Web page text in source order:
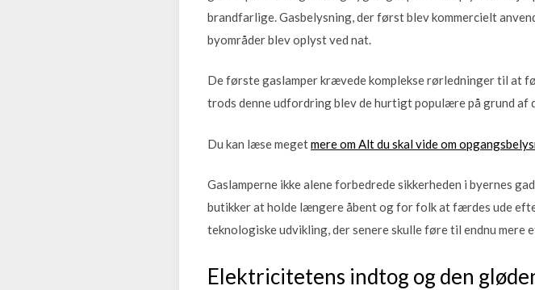
brandfarlige. Gasbelysning, der først blev kommercielt
byområder blev oplyst ved nat.
De første gaslamper krævede komplekse rørledninger til at
trods denne udfordring blev de hurtigt populære på grund
Du kan læse megetmere om Alt du skal vide om
Gaslamperne ikke alene forbedrede sikkerheden i byernes
butikker at holde længere åbent og for folk at færdes ude
teknologiske udvikling, der senere skulle føre til endnu mere
Elektricitetens indtog og den